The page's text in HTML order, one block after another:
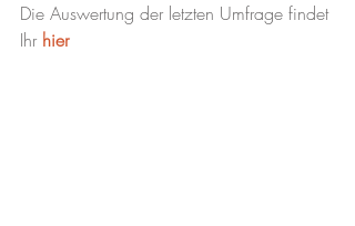
Die Auswertung der letzten Umfrage findet
Ihr hier